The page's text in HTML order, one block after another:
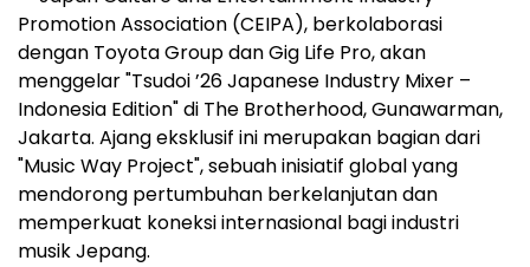
Promotion Association (CEIPA), berkolaborasi
dengan Toyota Group dan Gig Life Pro, akan
menggelar "Tsudoi ’26 Japanese Industry Mixer –
Indonesia Edition" di The Brotherhood, Gunawarman,
Jakarta. Ajang eksklusif ini merupakan bagian dari
"Music Way Project", sebuah inisiatif global yang
mendorong pertumbuhan berkelanjutan dan
memperkuat koneksi internasional bagi industri
musik Jepang.